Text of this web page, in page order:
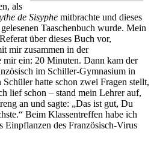
als
de Sisyphe mitbrachte und dieses
Taaschenbuch wurde. Mein
über dieses Buch vor,
mir zusammen in der
ein: 20 Minuten. Dann kam der
im Schiller-Gymnasium in
hatte schon zwei Fragen stellt,
lief schon – stand mein Lehrer auf,
an und sagte: „Das ist gut, Du
Beim Klassentreffen habe ich
Einpflanzen des Französisch-Virus